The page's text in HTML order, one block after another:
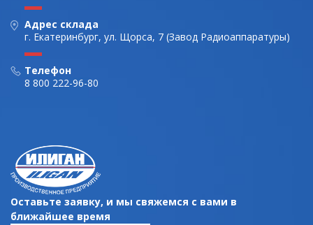
Адрес склада
г. Екатеринбург, ул. Щорса, 7 (Завод Радиоаппаратуры)
Телефон
8 800 222-96-80
Оставьте заявку, и мы свяжемся с вами в
ближайшее время